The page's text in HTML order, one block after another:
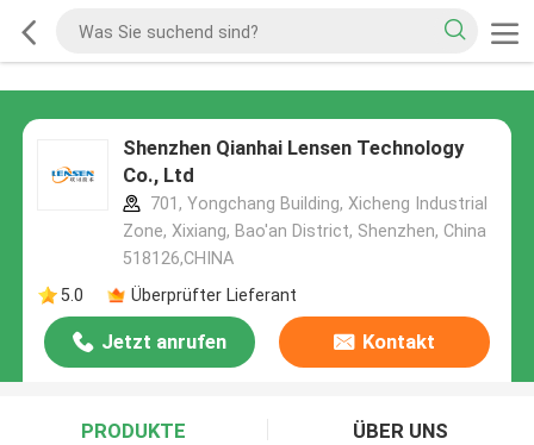
Shenzhen Qianhai Lensen Technology
Co., Ltd
701, Yongchang Building, Xicheng Industrial
Zone, Xixiang, Bao'an District, Shenzhen, China
518126,CHINA
5.0
Überprüfter Lieferant
Jetzt anrufen Kontakt
PRODUKTE ÜBER UNS